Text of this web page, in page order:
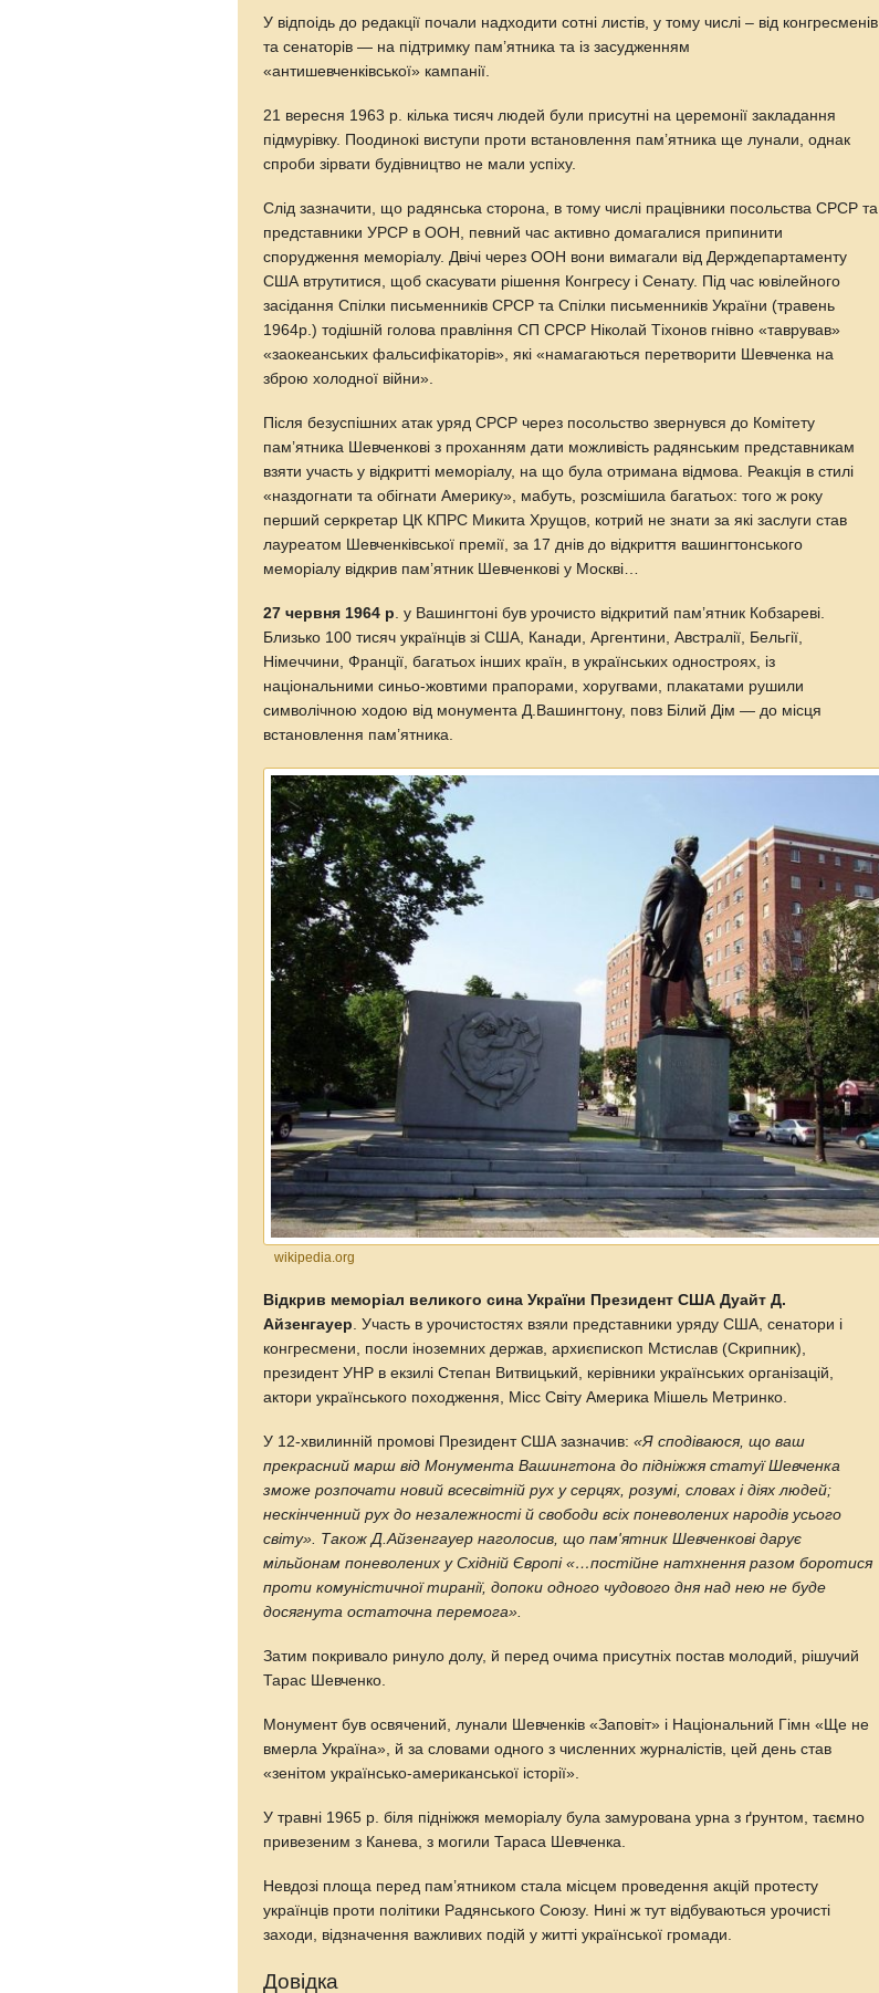
У відпоідь до редакції почали надходити сотні листів, у тому числі – від конгресменів
та сенаторів — на підтримку пам’ятника та із засудженням
«антишевченківської» кампанії.
21 вересня 1963 р. кілька тисяч людей були присутні на церемонії закладання
підмурівку. Поодинокі виступи проти встановлення пам’ятника ще лунали, однак
спроби зірвати будівництво не мали успіху.
Слід зазначити, що радянська сторона, в тому числі працівники посольства СРСР та
представники УРСР в ООН, певний час активно домагалися припинити
спорудження меморіалу. Двічі через ООН вони вимагали від Держдепартаменту
США втрутитися, щоб скасувати рішення Конгресу і Сенату. Під час ювілейного
засідання Спілки письменників СРСР та Спілки письменників України (травень
1964р.) тодішній голова правління СП СРСР Ніколай Тіхонов гнівно «таврував»
«заокеанських фальсифікаторів», які «намагаються перетворити Шевченка на
зброю холодної війни».
Після безуспішних атак уряд СРСР через посольство звернувся до Комітету
пам’ятника Шевченкові з проханням дати можливість радянським представникам
взяти участь у відкритті меморіалу, на що була отримана відмова. Реакція в стилі
«наздогнати та обігнати Америку», мабуть, розсмішила багатьох: того ж року
перший серкретар ЦК КПРС Микита Хрущов, котрий не знати за які заслуги став
лауреатом Шевченківської премії, за 17 днів до відкриття вашингтонського
меморіалу відкрив пам’ятник Шевченкові у Москві…
27 червня 1964 р. у Вашингтоні був урочисто відкритий пам’ятник Кобзареві.
Близько 100 тисяч українців зі США, Канади, Аргентини, Австралії, Бельгії,
Німеччини, Франції, багатьох інших країн, в українських одностроях, із
національними синьо-жовтими прапорами, хоругвами, плакатами рушили
символічною ходою від монумента Д.Вашингтону, повз Білий Дім — до місця
встановлення пам’ятника.
wikipedia.org
Відкрив меморіал великого сина України Президент США Дуайт Д.
Айзенгауер. Участь в урочистостях взяли представники уряду США, сенатори і
конгресмени, посли іноземних держав, архиєпископ Мстислав (Скрипник),
президент УНР в екзилі Степан Витвицький, керівники українських організацій,
актори українського походження, Місс Світу Америка Мішель Метринко.
У 12-хвилинній промові Президент США зазначив:«Я сподіваюся, що ваш
прекрасний марш від Монумента Вашингтона до підніжжя статуї Шевченка
зможе розпочати новий всесвітній рух у серцях, розумі, словах і діях людей;
нескінченний рух до незалежності й свободи всіх поневолених народів усього
світу». Також Д.Айзенгауер наголосив, що пам'ятник Шевченкові дарує
мільйонам поневолених у Східній Європі «…постійне натхнення разом боротися
проти комуністичної тиранії, допоки одного чудового дня над нею не буде
досягнута остаточна перемога».
Затим покривало ринуло долу, й перед очима присутніх постав молодий, рішучий
Тарас Шевченко.
Монумент був освячений, лунали Шевченків «Заповіт» і Національний Гімн «Ще не
вмерла Україна», й за словами одного з численних журналістів, цей день став
«зенітом українсько-американської історії».
У травні 1965 р. біля підніжжя меморіалу була замурована урна з ґрунтом, таємно
привезеним з Канева, з могили Тараса Шевченка.
Невдозі площа перед пам’ятником стала місцем проведення акцій протесту
українців проти політики Радянського Союзу. Нині ж тут відбуваються урочисті
заходи, відзначення важливих подій у житті української громади.
Довідка